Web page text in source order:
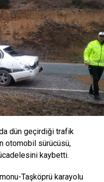
dün geçirdiği trafik
otomobil sürücüsü,
kaybetti.
Taşköprü karayolu